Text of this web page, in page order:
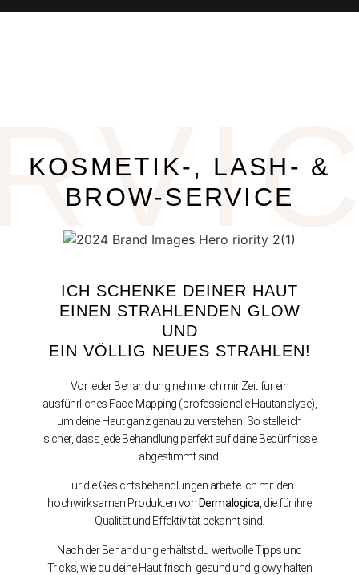
KOSMETIK-, LASH- &
BROW-SERVICE
ICH SCHENKE DEINER HAUT
EINEN STRAHLENDEN GLOW
UND
EIN VÖLLIG NEUES STRAHLEN!
Vor jeder Behandlung nehme ich mir Zeit für ein
ausführliches Face-Mapping (professionelle Hautanalyse),
um deine Haut ganz genau zu verstehen. So stelle ich
sicher, dass jede Behandlung perfekt auf deine Bedürfnisse
abgestimmt sind.
Für die Gesichtsbehandlungen arbeite ich mit den
hochwirksamen Produkten von Dermalogica, die für ihre
Qualität und Effektivität bekannt sind.
Nach der Behandlung erhältst du wertvolle Tipps und
Tricks, wie du deine Haut frisch, gesund und glowy halten